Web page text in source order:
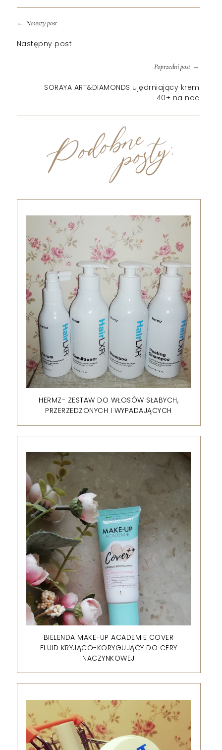
← Nowszy post
Następny post
Poprzedni post→
SORAYA ART&DIAMONDS ujędrniający krem
40+ na noc
HERMZ- ZESTAW DO WŁOSÓW SŁABYCH,
PRZERZEDZONYCH I WYPADAJĄCYCH
BIELENDA MAKE-UP ACADEMIE COVER
FLUID KRYJĄCO-KORYGUJĄCY DO CERY
NACZYNKOWEJ